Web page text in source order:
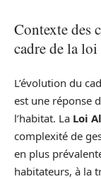
Contexte des
cadre de la
L’évolution du
est une réponse
l’habitat. La Loi
complexité de
en plus
habitateurs, à la